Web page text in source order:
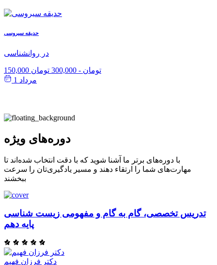
حدیقه سیروسی
در روانشناسی
150,000 تومان - 300,000 تومان
مرداد 1
دوره‌های ویژه
با دوره‌های برتر ما آشنا شوید که با دقت انتخاب شده‌اند تا
مهارت‌های شما را ارتقاء دهند و مسیر یادگیری‌تان را سرعت
ببخشند
تدریس تخصصی، گام به گام و مفهومی زیست شناسی
پایه دهم
دکتر فرزان فهیم